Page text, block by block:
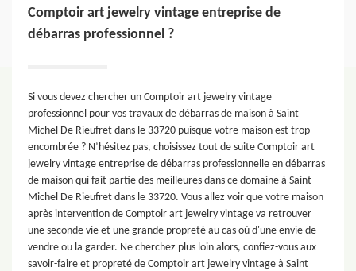
Comptoir art jewelry vintage entreprise de
débarras professionnel ?
Si vous devez chercher un Comptoir art jewelry vintage
professionnel pour vos travaux de débarras de maison à Saint
Michel De Rieufret dans le 33720 puisque votre maison est trop
encombrée ? N’hésitez pas, choisissez tout de suite Comptoir art
jewelry vintage entreprise de débarras professionnelle en débarras
de maison qui fait partie des meilleures dans ce domaine à Saint
Michel De Rieufret dans le 33720. Vous allez voir que votre maison
après intervention de Comptoir art jewelry vintage va retrouver
une seconde vie et une grande propreté au cas où d'une envie de
vendre ou la garder. Ne cherchez plus loin alors, confiez-vous aux
savoir-faire et propreté de Comptoir art jewelry vintage à Saint